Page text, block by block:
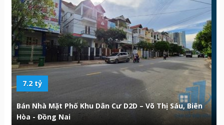
7.2 tỷ
Bán Nhà Mặt Phố Khu Dân Cư D2D – Võ Thị Sáu, Biên
Hòa - Đồng Nai